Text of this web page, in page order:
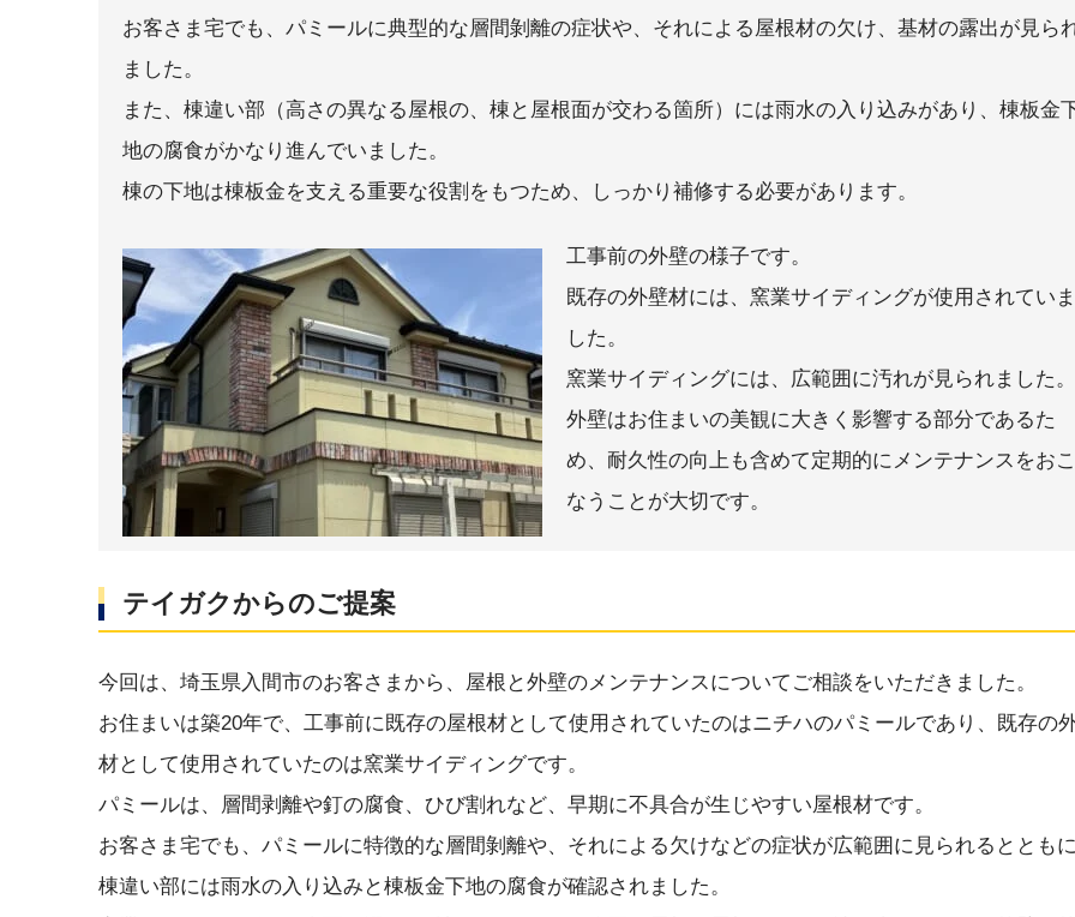
お客さま宅でも、パミールに典型的な層間剝離の症状や、それによる屋根材の欠け、基材の露出が見ら
ました。
また、棟違い部（高さの異なる屋根の、棟と屋根面が交わる箇所）には雨水の入り込みがあり、棟板金
地の腐食がかなり進んでいました。
棟の下地は棟板金を支える重要な役割をもつため、しっかり補修する必要があります。
工事前の外壁の様子です。
既存の外壁材には、窯業サイディングが使用されていま
した。
窯業サイディングには、広範囲に汚れが見られました。
外壁はお住まいの美観に大きく影響する部分であるた
め、耐久性の向上も含めて定期的にメンテナンスをおこ
なうことが大切です。
テイガクからのご提案
今回は、埼玉県入間市のお客さまから、屋根と外壁のメンテナンスについてご相談をいただきました。
お住まいは築20年で、工事前に既存の屋根材として使用されていたのはニチハのパミールであり、既存の
材として使用されていたのは窯業サイディングです。
パミールは、層間剥離や釘の腐食、ひび割れなど、早期に不具合が生じやすい屋根材です。
お客さま宅でも、パミールに特徴的な層間剝離や、それによる欠けなどの症状が広範囲に見られるとともに
棟違い部には雨水の入り込みと棟板金下地の腐食が確認されました。